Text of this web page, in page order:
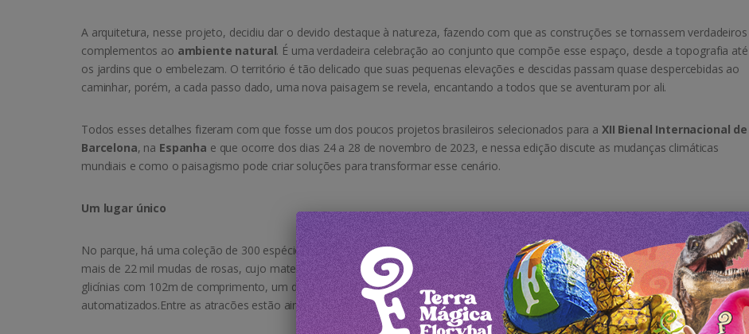
A arquitetura, nesse projeto, decidiu dar o devido destaque à natureza, fazendo com que as construções se tornassem verdadeiros
complementos ao ambiente natural. É uma verdadeira celebração ao conjunto que compõe esse espaço, desde a topografia até
os jardins que o embelezam. O território é tão delicado que suas pequenas elevações e descidas passam quase despercebidas ao
caminhar, porém, a cada passo dado, uma nova paisagem se revela, encantando a todos que se aventuram por ali.
Todos esses detalhes fizeram com que fosse um dos poucos projetos brasileiros selecionados para a XII Bienal Internacional de
Barcelona, na Espanha e que ocorre dos dias 24 a 28 de novembro de 2023, e nessa edição discute as mudanças climáticas
mundiais e como o paisagismo pode criar soluções para transformar esse cenário.
Um lugar único
No parque, há uma coleção de 300 espécies diferentes de plantas. São 9 milhões de mudas de flores, sendo que o roseiral possui
mais de 22 mil mudas de rosas, cujo material genético foi trazido daAlemanha. Além disso, há 12 mil árvores e um túnel de
glicínias com 102m de comprimento, um dos maiores do mundo. Para a irrigação, foram instalados 20 km de equipamentos, todos
automatizados.Entre as atracões estão ainda um charmoso restaurante, passeio de barco, uma loja de flores e muito mais.